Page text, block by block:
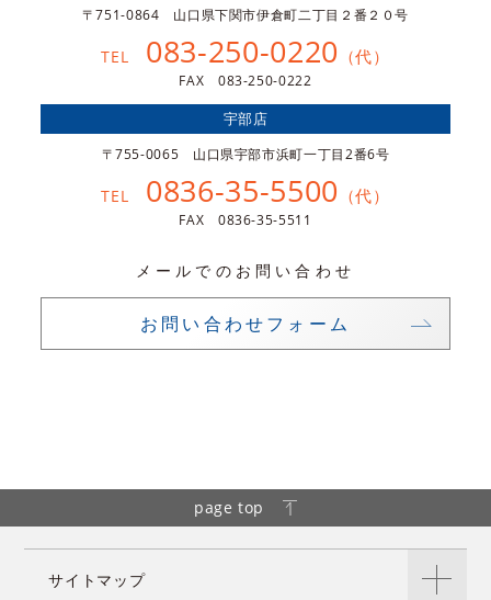
〒751-0864 山口県下関市伊倉町二丁目２番２０号
TEL 083-250-0220 （代）
FAX 083-250-0222
宇部店
〒755-0065 山口県宇部市浜町一丁目2番6号
TEL 0836-35-5500 （代）
FAX 0836-35-5511
メールでのお問い合わせ
お問い合わせフォーム
page top
サイトマップ